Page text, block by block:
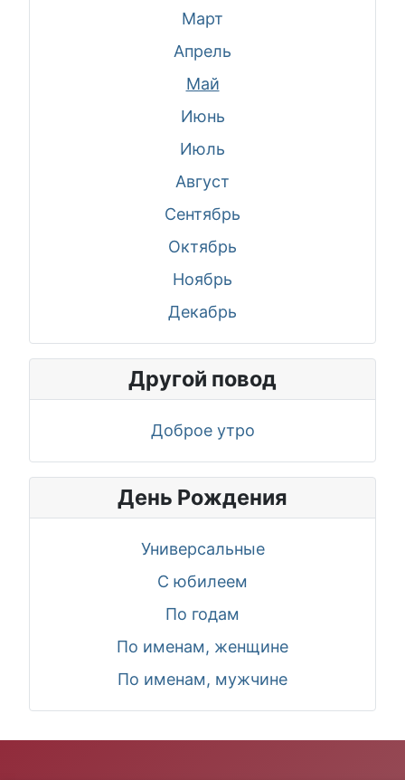
Март
Апрель
Май
Июнь
Июль
Август
Сентябрь
Октябрь
Ноябрь
Декабрь
Другой повод
Доброе утро
День Рождения
Универсальные
С юбилеем
По годам
По именам, женщине
По именам, мужчине